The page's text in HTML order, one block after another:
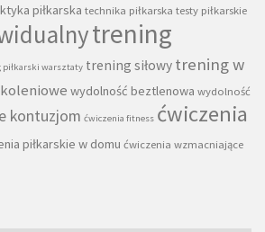
piłkarska technika piłkarska testy piłkarskie
trening
piłkarski warsztaty trening siłowy trening w
wydolność beztlenowa wydolność
kontuzjom ćwiczenia fitness ćwiczenia
piłkarskie w domu ćwiczenia wzmacniające